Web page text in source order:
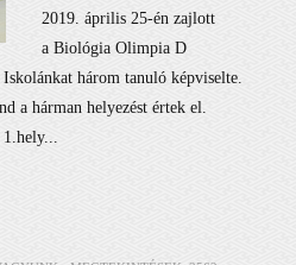
2019. április 25-én zajlott
a Biológia Olimpia D
három tanuló képviselte.
a hárman helyezést értek el.